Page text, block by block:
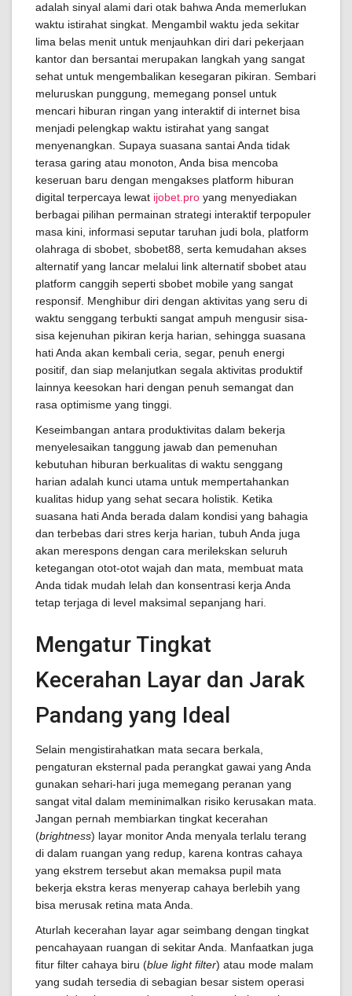
adalah sinyal alami dari otak bahwa Anda memerlukan
waktu istirahat singkat. Mengambil waktu jeda sekitar
lima belas menit untuk menjauhkan diri dari pekerjaan
kantor dan bersantai merupakan langkah yang sangat
sehat untuk mengembalikan kesegaran pikiran. Sembari
meluruskan punggung, memegang ponsel untuk
mencari hiburan ringan yang interaktif di internet bisa
menjadi pelengkap waktu istirahat yang sangat
menyenangkan. Supaya suasana santai Anda tidak
terasa garing atau monoton, Anda bisa mencoba
keseruan baru dengan mengakses platform hiburan
digital terpercaya lewat ijobet.pro yang menyediakan
berbagai pilihan permainan strategi interaktif terpopuler
masa kini, informasi seputar taruhan judi bola, platform
olahraga di sbobet, sbobet88, serta kemudahan akses
alternatif yang lancar melalui link alternatif sbobet atau
platform canggih seperti sbobet mobile yang sangat
responsif. Menghibur diri dengan aktivitas yang seru di
waktu senggang terbukti sangat ampuh mengusir sisa-
sisa kejenuhan pikiran kerja harian, sehingga suasana
hati Anda akan kembali ceria, segar, penuh energi
positif, dan siap melanjutkan segala aktivitas produktif
lainnya keesokan hari dengan penuh semangat dan
rasa optimisme yang tinggi.
Keseimbangan antara produktivitas dalam bekerja
menyelesaikan tanggung jawab dan pemenuhan
kebutuhan hiburan berkualitas di waktu senggang
harian adalah kunci utama untuk mempertahankan
kualitas hidup yang sehat secara holistik. Ketika
suasana hati Anda berada dalam kondisi yang bahagia
dan terbebas dari stres kerja harian, tubuh Anda juga
akan merespons dengan cara merilekskan seluruh
ketegangan otot-otot wajah dan mata, membuat mata
Anda tidak mudah lelah dan konsentrasi kerja Anda
tetap terjaga di level maksimal sepanjang hari.
Mengatur Tingkat
Kecerahan Layar dan Jarak
Pandang yang Ideal
Selain mengistirahatkan mata secara berkala,
pengaturan eksternal pada perangkat gawai yang Anda
gunakan sehari-hari juga memegang peranan yang
sangat vital dalam meminimalkan risiko kerusakan mata.
Jangan pernah membiarkan tingkat kecerahan
(brightness) layar monitor Anda menyala terlalu terang
di dalam ruangan yang redup, karena kontras cahaya
yang ekstrem tersebut akan memaksa pupil mata
bekerja ekstra keras menyerap cahaya berlebih yang
bisa merusak retina mata Anda.
Aturlah kecerahan layar agar seimbang dengan tingkat
pencahayaan ruangan di sekitar Anda. Manfaatkan juga
fitur filter cahaya biru (blue light filter) atau mode malam
yang sudah tersedia di sebagian besar sistem operasi